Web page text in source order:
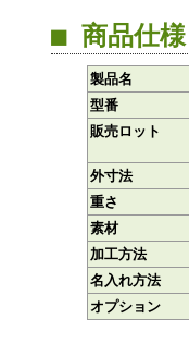
■ 商品仕様
製品名
型番
販売ロット
外寸法
重さ
素材
加工方法
名入れ方法
オプション